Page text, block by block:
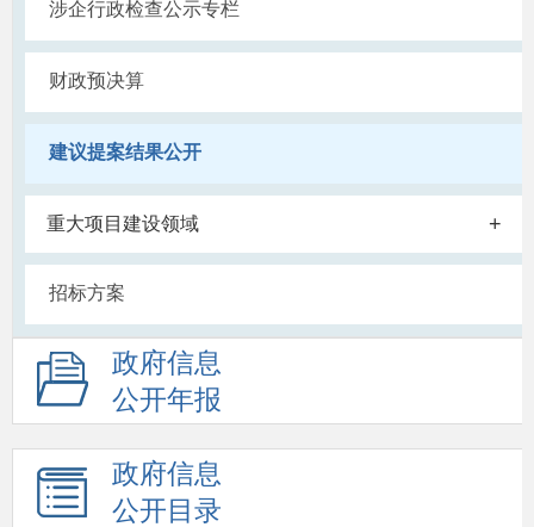
涉企行政检查公示专栏
财政预决算
建议提案结果公开
重大项目建设领域 +
招标方案
政府信息
公开年报
政府信息
公开目录